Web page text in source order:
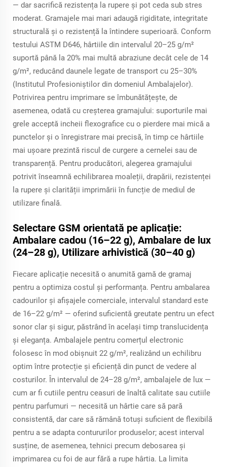
— dar sacrifică rezistența la rupere și pot ceda sub stres
moderat. Gramajele mai mari adaugă rigiditate, integritate
structurală și o rezistență la întindere superioară. Conform
testului ASTM D646, hârtiile din intervalul 20–25 g/m²
suportă până la 20% mai multă abraziune decât cele de 14
g/m², reducând daunele legate de transport cu 25–30%
(Institutul Profesioniștilor din domeniul Ambalajelor).
Potrivirea pentru imprimare se îmbunătățește, de
asemenea, odată cu creșterea gramajului: suporturile mai
grele acceptă incheii flexografice cu o pierdere mai mică a
punctelor și o înregistrare mai precisă, în timp ce hârtiile
mai ușoare prezintă riscul de curgere a cernelei sau de
transparență. Pentru producători, alegerea gramajului
potrivit înseamnă echilibrarea moaleții, drapării, rezistenței
la rupere și clarității imprimării în funcție de mediul de
utilizare finală.
Selectare GSM orientată pe aplicație:
Ambalare cadou (16–22 g), Ambalare de lux
(24–28 g), Utilizare arhivistică (30–40 g)
Fiecare aplicație necesită o anumită gamă de gramaj
pentru a optimiza costul și performanța. Pentru ambalarea
cadourilor și afișajele comerciale, intervalul standard este
de 16–22 g/m² — oferind suficientă greutate pentru un efect
sonor clar și sigur, păstrând în același timp translucidența
și eleganța. Ambalajele pentru comerțul electronic
folosesc în mod obișnuit 22 g/m², realizând un echilibru
optim între protecție și eficiență din punct de vedere al
costurilor. În intervalul de 24–28 g/m², ambalajele de lux —
cum ar fi cutiile pentru ceasuri de înaltă calitate sau cutiile
pentru parfumuri — necesită un hârtie care să pară
consistentă, dar care să rămână totuși suficient de flexibilă
pentru a se adapta contururilor produselor; acest interval
susține, de asemenea, tehnici precum debosarea și
imprimarea cu foi de aur fără a rupe hârtia. La limita